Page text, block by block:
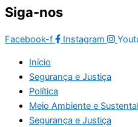
Siga-nos
Facebook-f Instagram
Início
Segurança e Justiça
Política
Meio Ambiente e
Segurança e Justiça